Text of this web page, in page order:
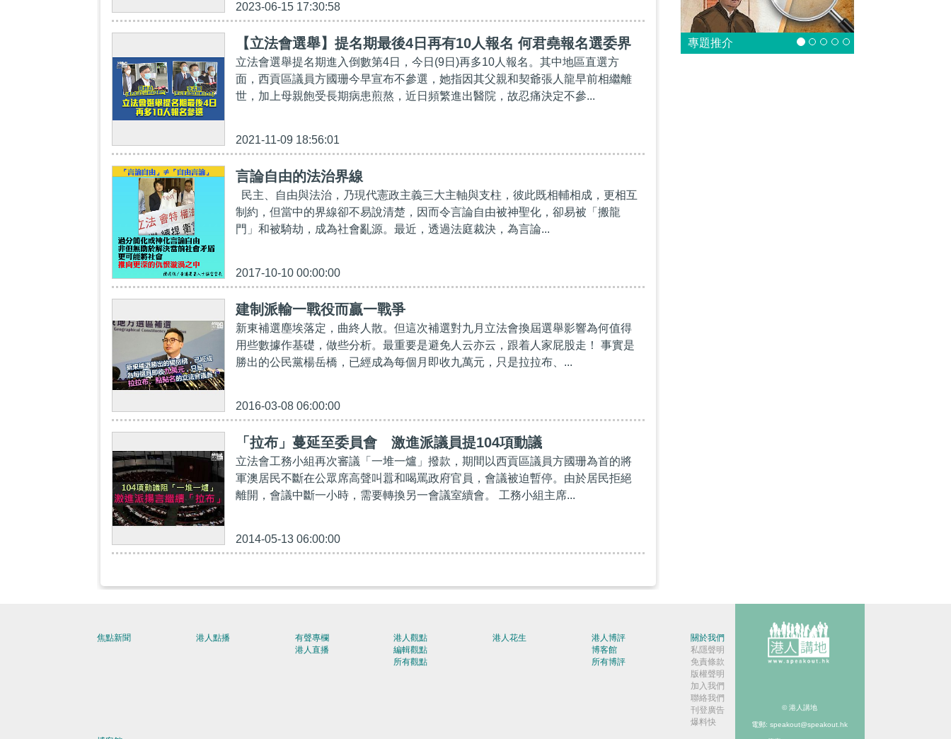
2023-06-15 17:30:58
【立法會選舉】提名期最後4日再有10人報名 何君堯報名選委界
立法會選舉提名期進入倒數第4日，今日(9日)再多10人報名。其中地區直選方
面，西貢區議員方國珊今早宣布不參選，她指因其父親和契爺張人龍早前相繼離
世，加上母親飽受長期病患煎熬，近日頻繁進出醫院，故忍痛決定不參...
2021-11-09 18:56:01
言論自由的法治界線
民主、自由與法治，乃現代憲政主義三大主軸與支柱，彼此既相輔相成，更相互
制約，但當中的界線卻不易說清楚，因而令言論自由被神聖化，卻易被「搬龍
門」和被騎劫，成為社會亂源。最近，透過法庭裁決，為言論...
2017-10-10 00:00:00
建制派輸一戰役而贏一戰爭
新東補選塵埃落定，曲終人散。但這次補選對九月立法會換屆選舉影響為何值得
用些數據作基礎，做些分析。最重要是避免人云亦云，跟着人家屁股走！ 事實是
勝出的公民黨楊岳橋，已經成為每個月即收九萬元，只是拉拉布、...
2016-03-08 06:00:00
「拉布」蔓延至委員會 激進派議員提104項動議
立法會工務小組再次審議「一堆一爐」撥款，期間以西貢區議員方國珊為首的將
軍澳居民不斷在公眾席高聲叫囂和喝罵政府官員，會議被迫暫停。由於居民拒絕
離開，會議中斷一小時，需要轉換另一會議室續會。 工務小組主席...
2014-05-13 06:00:00
專題推介
焦點新聞 港人點播
有聲專欄
港人直播
港人觀點
編輯觀點
所有觀點
港人花生
港人博評
博客館
所有博評
關於我們
私隱聲明
免責條款
版權聲明
加入我們
聯絡我們
刊登廣告
爆料快
© 港人講地
電郵: speakout@speakout.hk